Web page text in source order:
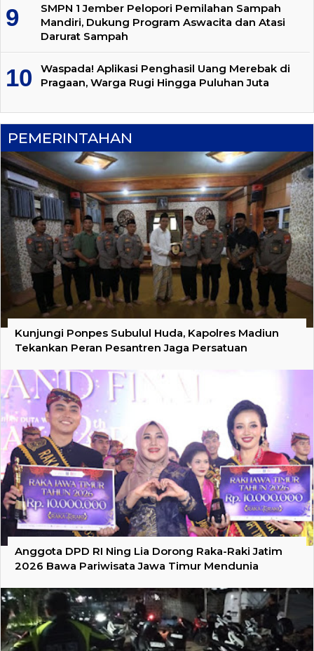
SMPN 1 Jember Pelopori Pemilahan Sampah
Mandiri, Dukung Program Aswacita dan Atasi
Darurat Sampah
Waspada! Aplikasi Penghasil Uang Merebak di
Pragaan, Warga Rugi Hingga Puluhan Juta
PEMERINTAHAN
Kunjungi Ponpes Subulul Huda, Kapolres Madiun
Tekankan Peran Pesantren Jaga Persatuan
Anggota DPD RI Ning Lia Dorong Raka-Raki Jatim
2026 Bawa Pariwisata Jawa Timur Mendunia